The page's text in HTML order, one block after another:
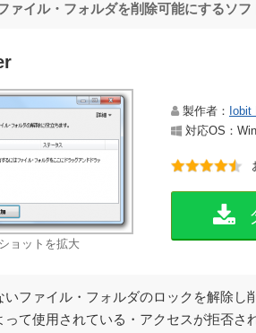
ァイル・フォルダを削除可能にするソフ
ョットを拡大
製作者：
対応OS：
いファイル・フォルダのロックを解除し
って使用されている・アクセスが拒否さ